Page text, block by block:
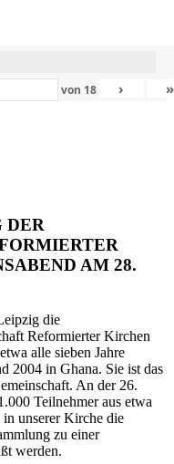
von 18 › »
DER
AM 28.
die
Reformierter Kirchen
alle sieben Jahre
2004 in Ghana. Sie ist das
An der 26.
Teilnehmer aus etwa
unserer Kirche die
zu einer
werden.